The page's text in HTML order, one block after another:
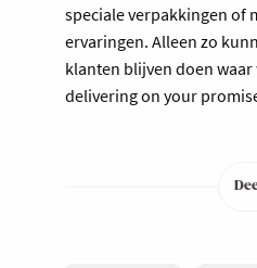
speciale verpakkingen of
ervaringen. Alleen zo
klanten blijven doen waar
delivering on your